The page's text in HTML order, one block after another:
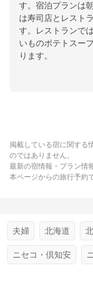
す。宿泊プランは
は寿司店とレスト
す。レストランで
いものポテトスー
ります。
掲載している宿に関する
のではありません。
最新の宿情報・プラン情
本ページからの旅行予約
夫婦 北海道
ニセコ・倶知安